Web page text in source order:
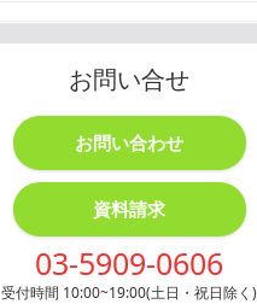
お問い合せ
お問い合わせ
資料請求
03-5909-0606
受付時間 10:00~19:00(土日・祝日除く)